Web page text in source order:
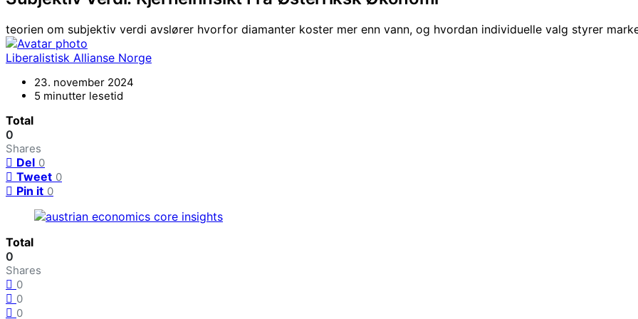
teorien om subjektiv verdi avslører hvorfor diamanter koster mer enn vann, og hvordan individuelle valg styrer
Liberalistisk Allianse Norge
23. november 2024
5 minutter lesetid
Total
0
Shares
Del 0
Tweet 0
Pin it 0
Total
0
Shares
0
0
0